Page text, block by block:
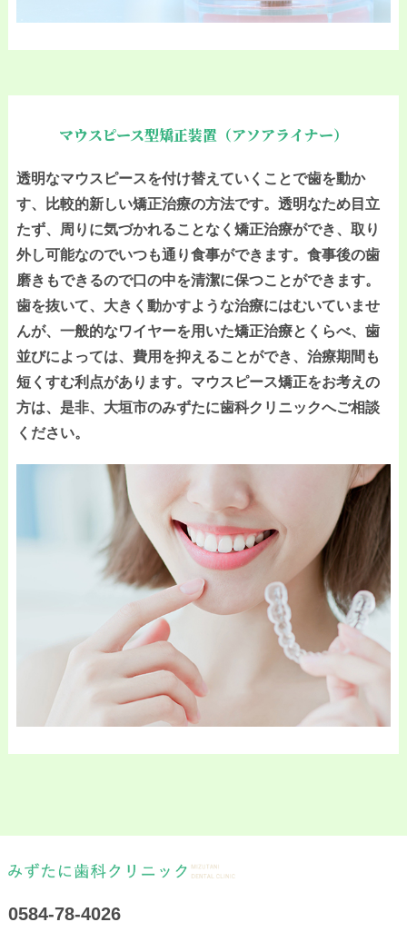
マウスピース型矯正装置（アソアライナー）
透明なマウスピースを付け替えていくことで歯を動か
す、比較的新しい矯正治療の方法です。透明なため目立
たず、周りに気づかれることなく矯正治療ができ、取り
外し可能なのでいつも通り食事ができます。食事後の歯
磨きもできるので口の中を清潔に保つことができます。
歯を抜いて、大きく動かすような治療にはむいていませ
んが、一般的なワイヤーを用いた矯正治療とくらべ、歯
並びによっては、費用を抑えることができ、治療期間も
短くすむ利点があります。マウスピース矯正をお考えの
方は、是非、大垣市のみずたに歯科クリニックへご相談
ください。
0584-78-4026